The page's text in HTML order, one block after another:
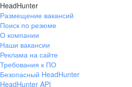
HeadHunter
Размещение вакансий
Поиск по резюме
О компании
Наши вакансии
Реклама на сайте
Требования к ПО
Безопасный HeadHunter
HeadHunter API